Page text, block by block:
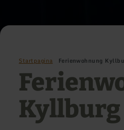
Startpagina Ferienwohnung
Kyllburg